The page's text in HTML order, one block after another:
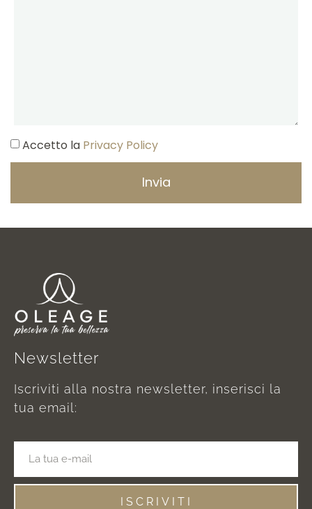
Accetto la Privacy Policy
Invia
Newsletter
Iscriviti alla nostra newsletter, inserisci la
tua email:
ISCRIVITI